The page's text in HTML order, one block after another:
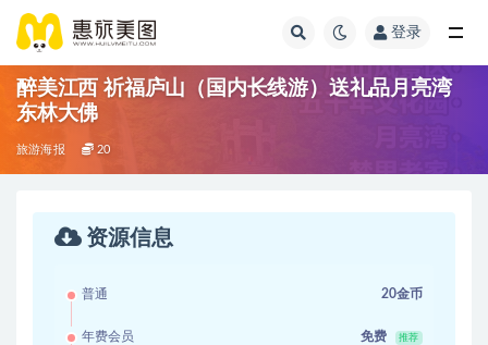
登录
醉美江西 祈福庐山（国内长线游）送礼品月亮湾
东林大佛
旅游海报 20
资源信息
普通 20金币
年费会员 免费 推荐